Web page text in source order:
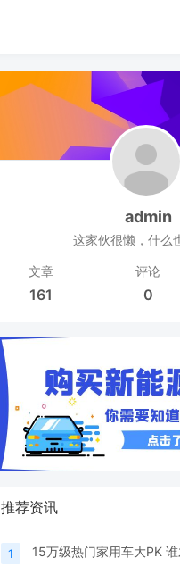
admin
这家伙很懒，什么
文章
161
评论
0
推荐资讯
1 15万级热门家用车大PK